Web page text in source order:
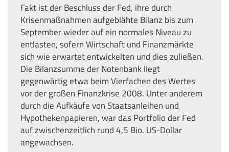
Fakt ist der Beschluss der Fed, ihre durch
Krisenmaßnahmen aufgeblähte Bilanz bis zum
September wieder auf ein normales Niveau zu
entlasten, sofern Wirtschaft und Finanzmärkte
sich wie erwartet entwickelten und dies zuließen.
Die Bilanzsumme der Notenbank liegt
gegenwärtig etwa beim Vierfachen des Wertes
vor der großen Finanzkrise 2008. Unter anderem
durch die Aufkäufe von Staatsanleihen und
Hypothekenpapieren, war das Portfolio der Fed
auf zwischenzeitlich rund 4,5 Bio. US-Dollar
angewachsen.